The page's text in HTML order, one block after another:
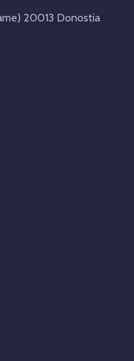
20013 Donostia